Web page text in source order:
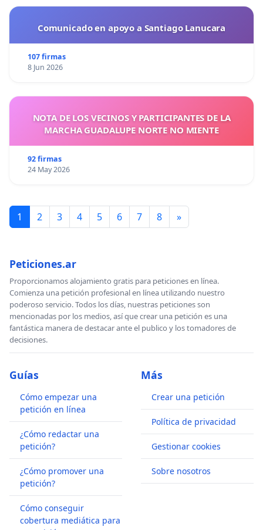
Comunicado en apoyo a Santiago Lanucara
107 firmas
8 Jun 2026
NOTA DE LOS VECINOS Y PARTICIPANTES DE LA
MARCHA GUADALUPE NORTE NO MIENTE
92 firmas
24 May 2026
1 2 3 4 5 6 7 8 »
Peticiones.ar
Proporcionamos alojamiento gratis para peticiones en línea.
Comienza una petición profesional en línea utilizando nuestro
poderoso servicio. Todos los días, nuestras peticiones son
mencionadas por los medios, así que crear una petición es una
fantástica manera de destacar ante el publico y los tomadores de
decisiones.
Guías
Cómo empezar una
petición en línea
¿Cómo redactar una
petición?
¿Cómo promover una
petición?
Cómo conseguir
cobertura mediática para
Más
Crear una petición
Política de privacidad
Gestionar cookies
Sobre nosotros